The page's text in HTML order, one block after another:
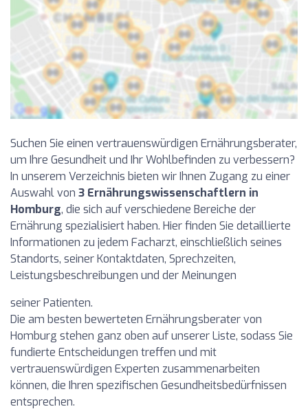
Suchen Sie einen vertrauenswürdigen Ernährungsberater,
um Ihre Gesundheit und Ihr Wohlbefinden zu verbessern?
In unserem Verzeichnis bieten wir Ihnen Zugang zu einer
Auswahl von 3 Ernährungswissenschaftlern in
Homburg, die sich auf verschiedene Bereiche der
Ernährung spezialisiert haben. Hier finden Sie detaillierte
Informationen zu jedem Facharzt, einschließlich seines
Standorts, seiner Kontaktdaten, Sprechzeiten,
Leistungsbeschreibungen und der Meinungen
seiner Patienten.
Die am besten bewerteten Ernährungsberater von
Homburg stehen ganz oben auf unserer Liste, sodass Sie
fundierte Entscheidungen treffen und mit
vertrauenswürdigen Experten zusammenarbeiten
können, die Ihren spezifischen Gesundheitsbedürfnissen
entsprechen.